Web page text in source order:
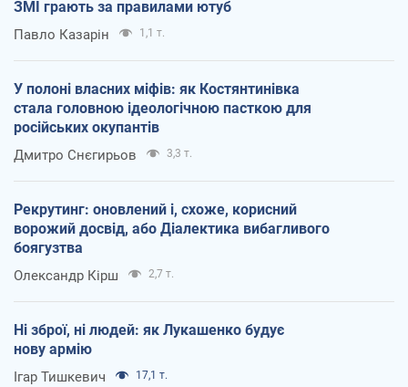
ЗМІ грають за правилами ютуб
Павло Казарін 1,1 т.
У полоні власних міфів: як Костянтинівка
стала головною ідеологічною пасткою для
російських окупантів
Дмитро Снєгирьов 3,3 т.
Рекрутинг: оновлений і, схоже, корисний
ворожий досвід, або Діалектика вибагливого
боягузтва
Олександр Кірш 2,7 т.
Ні зброї, ні людей: як Лукашенко будує
нову армію
Ігар Тишкевич 17,1 т.